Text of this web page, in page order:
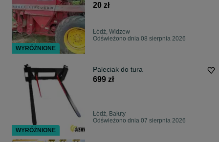
20 zł
Łódź, Widzew
Odświeżono dnia 08 sierpnia 2026
Paleciak do tura
699 zł
Łódź, Bałuty
Odświeżono dnia 07 sierpnia 2026
WYRÓŻNIONE
WYRÓŻNIONE